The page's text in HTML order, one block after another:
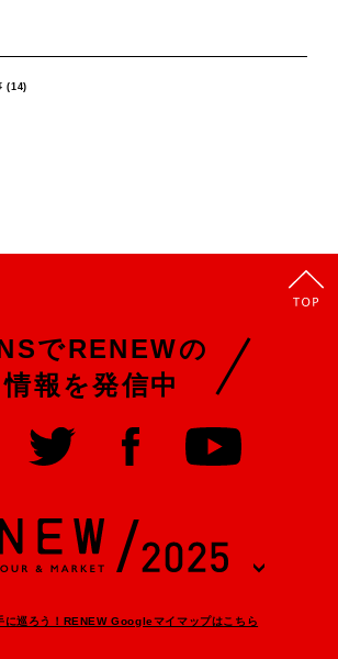
(14)
でRENEWの
情報を発信中
に巡ろう！RENEW Googleマイマップはこちら